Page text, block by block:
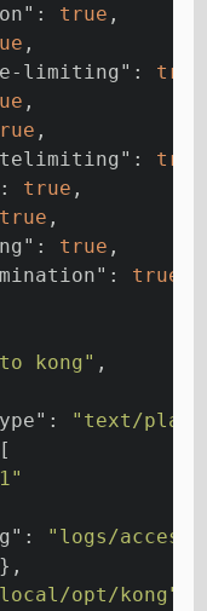
: true ,
,
limiting" : true
,
,
: true
: true ,
true ,
: true ,
: true
to kong" ,
:
"text/
:
"logs/
opt/kong"